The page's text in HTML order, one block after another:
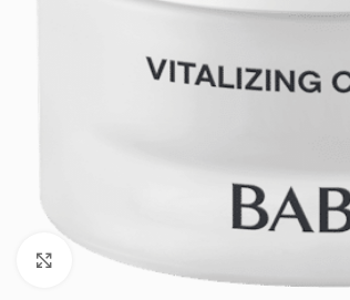
Klik om te vergroten